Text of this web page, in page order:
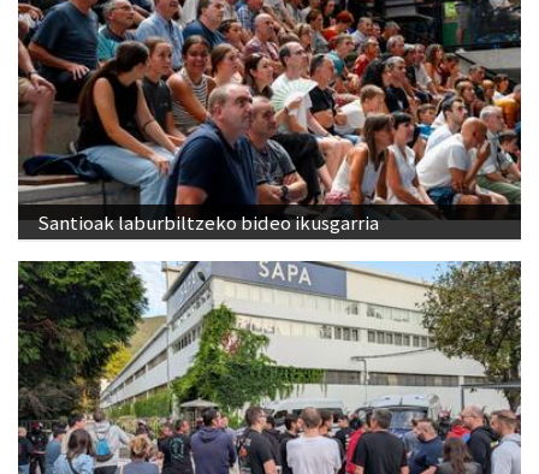
Santioak laburbiltzeko bideo ikusgarria